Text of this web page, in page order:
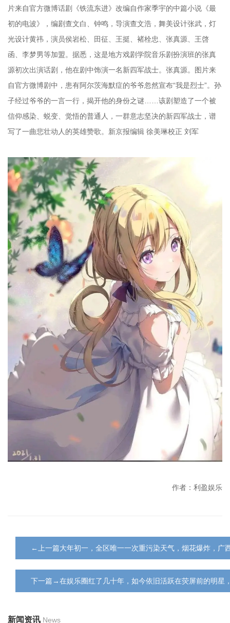
片来自官方微博话剧《铁流东进》改编自作家季宇的中篇小说《最
初的电波》，编剧查文白、钟鸣，导演查文浩，舞美设计张武，灯
光设计黄祎，演员侯岩松、田征、王挺、褚栓忠、张真源、王啓
函、李梦男等加盟。据悉，这是地方戏剧学院音乐剧扮演班的张真
源初次出演话剧，他在剧中饰演一名新四军战士。张真源。图片来
自官方微博剧中，患有阿尔茨海默症的爷爷忽然宣布“我是烈士”。孙
子经过爷爷的一言一行，揭开他的身份之谜……该剧塑造了一个被
信仰感染、蜕变、觉悟的普通人，一群意志坚决的新四军战士，谱
写了一曲悲壮动人的英雄赞歌。新京报编辑 徐美琳校正 刘军
作者：利盈娱乐
←上一篇大年初一，全区唯一一次重污染天气，烟花爆炸，广
下一篇→在娱乐圈红了几十年，如今依旧活跃在荧屏前的明星
新闻资讯 News